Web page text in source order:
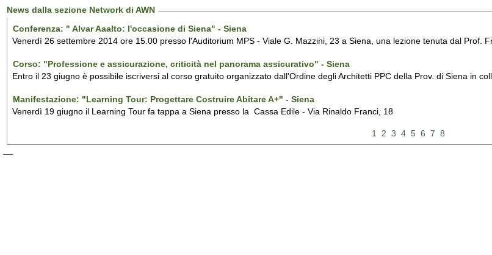
News dalla sezione Network di AWN
Conferenza: " Alvar Aaalto: l'occasione di Siena" - Siena
Venerdì 26 settembre 2014 ore 15.00 presso l'Auditorium MPS - Viale G. Mazzini, 23 a Siena, una lezione tenuta dal Prof.
Corso: "Professione e assicurazione, criticità nel panorama assicurativo" - Siena
Entro il 23 giugno è possibile iscriversi al corso gratuito organizzato dall'Ordine degli Architetti PPC della Prov. di Siena in
Manifestazione: "Learning Tour: Progettare Costruire Abitare A+" - Siena
Venerdì 19 giugno il Learning Tour fa tappa a Siena presso la Cassa Edile - Via Rinaldo Franci, 18
1 2 3 4 5 6 7 8